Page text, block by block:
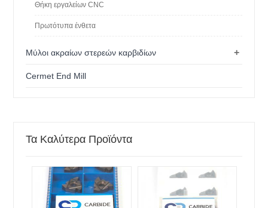
Θήκη εργαλείων CNC
Πρωτότυπα ένθετα
+
Μύλοι ακραίων στερεών καρβιδίων
Cermet End Mill
Τα Καλύτερα Προϊόντα